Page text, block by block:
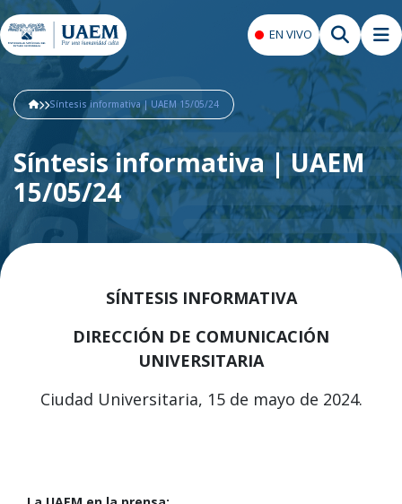
EN VIVO
Síntesis informativa | UAEM 15/05/24
Síntesis informativa | UAEM
15/05/24
SÍNTESIS INFORMATIVA
DIRECCIÓN DE COMUNICACIÓN
UNIVERSITARIA
Ciudad Universitaria, 15 de mayo de 2024.